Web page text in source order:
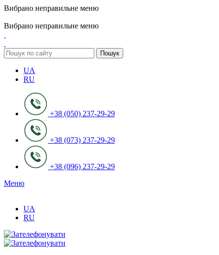
Вибрано неправильне меню
Вибрано неправильне меню
Пошук
UA
RU
+38 (050) 237-29-29
+38 (073) 237-29-29
+38 (096) 237-29-29
Меню
UA
RU